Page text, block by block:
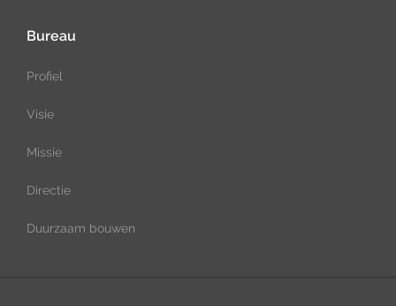
Bureau
Profiel
Visie
Missie
Directie
Duurzaam bouwen